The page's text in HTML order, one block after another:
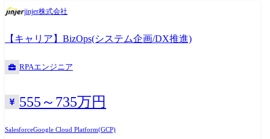
・クライアントへの要件ヒアリング ・課題整理 ・ユーザーへの説明 ・
フロー作成 ・各種必要ドキュメント作成 ※要件定義～導入までをメイン
としており、運用保守業務は限定的です。
jinjer株式会社
【キャリア】BizOps(システム企画/DX推進)
RPAエンジニア
555～735万円
SalesforceGoogle Cloud Platform(GCP)